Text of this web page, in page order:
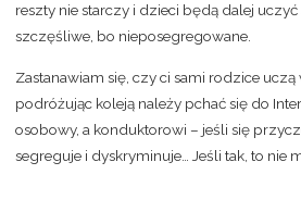
reszty nie starczy i dzieci będą dalej uczyć
szczęśliwe, bo nieposegregowane.
Zastanawiam się, czy ci sami rodzice
podróżując koleją należy pchać się do
osobowy, a konduktorowi – jeśli się
segreguje i dyskryminuje… Jeśli tak, to nie